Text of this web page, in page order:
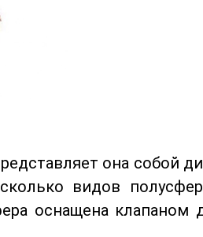
она собой
видов
оснащена клапаном